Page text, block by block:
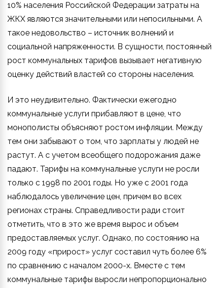
10% населения Российской Федерации затраты на
ЖКХ являются значительными или непосильными. А
такое недовольство – источник волнений и
социальной напряженности. В сущности, постоянный
рост коммунальных тарифов вызывает негативную
оценку действий властей со стороны населения.
И это неудивительно. Фактически ежегодно
коммунальные услуги прибавляют в цене, что
монополисты объясняют ростом инфляции. Между
тем они забывают о том, что зарплаты у людей не
растут. А с учетом всеобщего подорожания даже
падают. Тарифы на коммунальные услуги не росли
только с 1998 по 2001 годы. Но уже с 2001 года
наблюдалось увеличение цен, причем во всех
регионах страны. Справедливости ради стоит
отметить, что в это же время вырос и объем
предоставляемых услуг. Однако, по состоянию на
2009 году «прирост» услуг составил чуть более 6%
по сравнению с началом 2000-х. Вместе с тем
коммунальные тарифы выросли непропорционально